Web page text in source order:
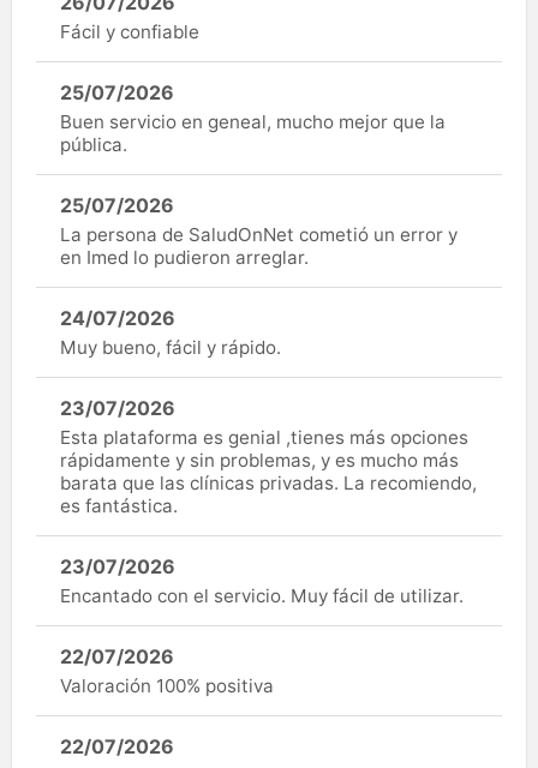
Fácil y confiable
25/07/2026
Buen servicio en geneal, mucho mejor que la
pública.
25/07/2026
La persona de SaludOnNet cometió un error y
en Imed lo pudieron arreglar.
24/07/2026
Muy bueno, fácil y rápido.
23/07/2026
Esta plataforma es genial ,tienes más opciones
rápidamente y sin problemas, y es mucho más
barata que las clínicas privadas. La recomiendo,
es fantástica.
23/07/2026
Encantado con el servicio. Muy fácil de utilizar.
22/07/2026
Valoración 100% positiva
22/07/2026